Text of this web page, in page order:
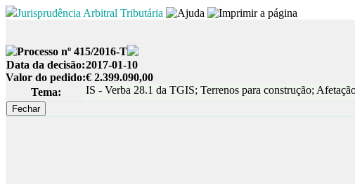
Jurisprudência Arbitral Tributária
Processo nº 415/2016-T
Data da decisão:2017-01-10
Valor do pedido:€ 2.399.090,00
Tema:
IS - Verba 28.1 da TGIS; Terrenos para construção;